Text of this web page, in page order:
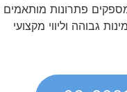
פתרונות מותאמים
גבוהה וליווי מקצועי